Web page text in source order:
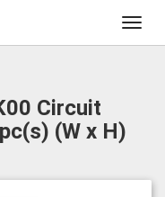
Circuit
(W x H)